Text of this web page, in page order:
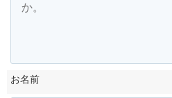
お名前